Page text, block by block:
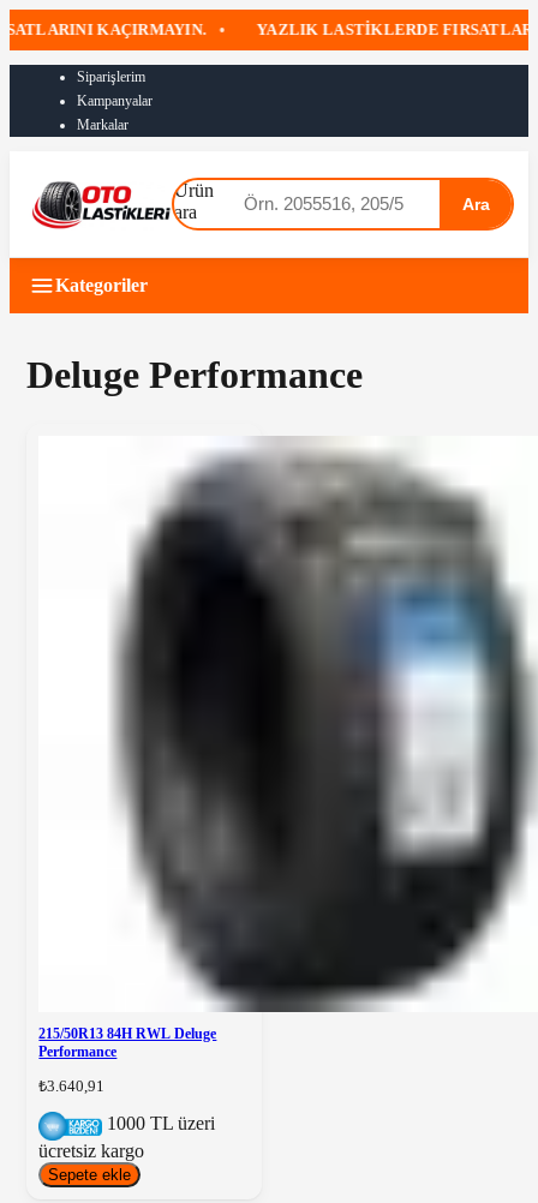
KAÇIRMAYIN. YAZLIK LASTIKLERDE FIRSATLARI
Siparişlerim
Kampanyalar
Markalar
Ürün
ara
Ara
Kategoriler
Deluge Performance
215/50R13 84H RWL Deluge
Performance
₺3.640,91
1000 TL üzeri
ücretsiz kargo
Sepete ekle